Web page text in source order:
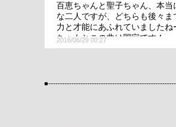
百恵ちゃんと聖子ちゃん、本当
な二人ですが、どちらも後々ま
力と才能にあふれていましたね
ちゃんとこの曲は国宝です！
2016/06/29 00:27